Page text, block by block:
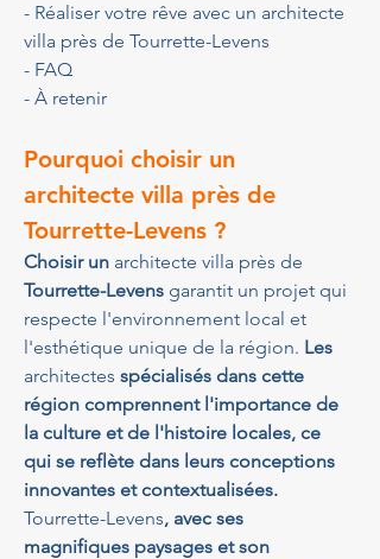
- Réaliser votre rêve avec un architecte
villa près de Tourrette-Levens
- FAQ
- À retenir
Pourquoi choisir un
architecte villa près de
Tourrette-Levens ?
Choisir un architecte villa près de
Tourrette-Levens garantit un projet qui
respecte l'environnement local et
l'esthétique unique de la région. Les
architectes spécialisés dans cette
région comprennent l'importance de
la culture et de l'histoire locales, ce
qui se reflète dans leurs conceptions
innovantes et contextualisées.
Tourrette-Levens, avec ses
magnifiques paysages et son